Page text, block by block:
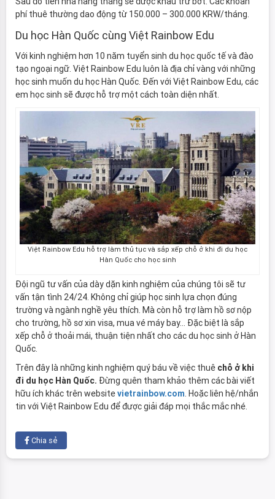
phí thuê thường dao động từ 150.000 – 300.000 KRW/tháng.
Du học Hàn Quốc cùng Việt Rainbow Edu
Với kinh nghiệm hơn 10 năm tuyển sinh du học quốc tế và đào
tạo ngoại ngữ. Việt Rainbow Edu luôn là địa chỉ vàng với những
học sinh muốn du học Hàn Quốc. Đến với Việt Rainbow Edu, các
em học sinh sẽ được hỗ trợ một cách toàn diện nhất.
Việt Rainbow Edu hỗ trợ làm thủ tục và sắp xếp chỗ ở khi đi du học
Hàn Quốc cho học sinh
Đội ngũ tư vấn của dày dặn kinh nghiệm của chúng tôi sẽ tư
vấn tận tình 24/24. Không chỉ giúp học sinh lựa chọn đúng
trường và ngành nghề yêu thích. Mà còn hỗ trợ làm hồ sơ nộp
cho trường, hồ sơ xin visa, mua vé máy bay… Đặc biệt là sắp
xếp chỗ ở thoải mái, thuận tiện nhất cho các du học sinh ở Hàn
Quốc.
Trên đây là những kinh nghiệm quý báu về việc thuê chỗ ở khi
đi du học Hàn Quốc. Đừng quên tham khảo thêm các bài viết
hữu ích khác trên websitevietrainbow.com. Hoặc liên hệ/nhắn
tin với Việt Rainbow Edu để được giải đáp mọi thắc mắc nhé.
Chia sẻ